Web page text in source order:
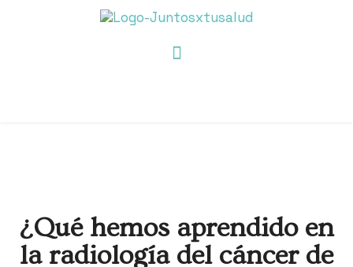
¿Qué hemos aprendido en
la radiología del cáncer de